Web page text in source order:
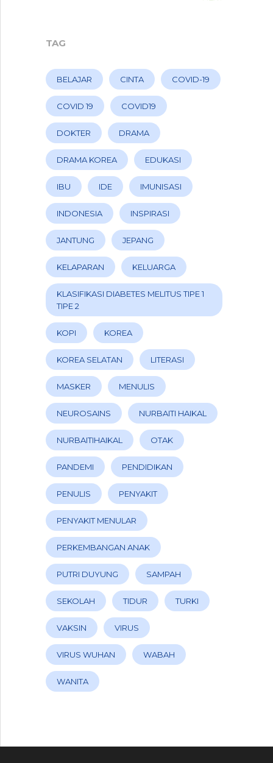
TAG
BELAJAR CINTA COVID-19
COVID 19 COVID19
DOKTER DRAMA
DRAMA KOREA EDUKASI
IBU IDE IMUNISASI
INDONESIA INSPIRASI
JANTUNG JEPANG
KELAPARAN KELUARGA
KLASIFIKASI DIABETES MELITUS TIPE 1
TIPE 2
KOPI KOREA
KOREA SELATAN LITERASI
MASKER MENULIS
NEUROSAINS NURBAITI HAIKAL
NURBAITIHAIKAL OTAK
PANDEMI PENDIDIKAN
PENULIS PENYAKIT
PENYAKIT MENULAR
PERKEMBANGAN ANAK
PUTRI DUYUNG SAMPAH
SEKOLAH TIDUR TURKI
VAKSIN VIRUS
VIRUS WUHAN WABAH
WANITA